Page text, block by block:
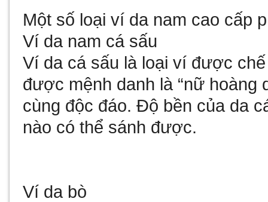
Một số loại ví da nam cao cấp
Ví da nam cá sấu
Ví da cá sấu là loại ví được
được mệnh danh là “nữ hoàng
cùng độc đáo. Độ bền của da
nào có thể sánh được.
Ví da bò